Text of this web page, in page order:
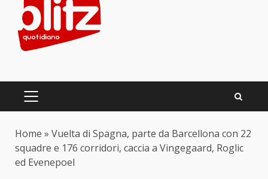
content
PRIMARY
Home » Vuelta di Spagna, parte da Barcellona con 22
squadre e 176 corridori, caccia a Vingegaard, Roglic
ed Evenepoel